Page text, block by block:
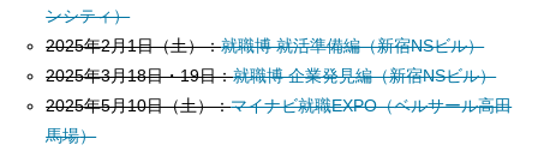
ンシティ）
2025年2月1日（土）：就職博 就活準備編（新宿NSビル）
2025年3月18日・19日：就職博 企業発見編（新宿NSビル）
2025年5月10日（土）：マイナビ就職EXPO（ベルサール高田
馬場）